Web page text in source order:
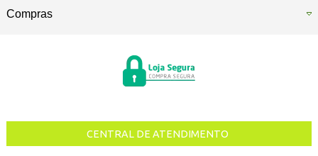
Compras
CENTRAL DE ATENDIMENTO